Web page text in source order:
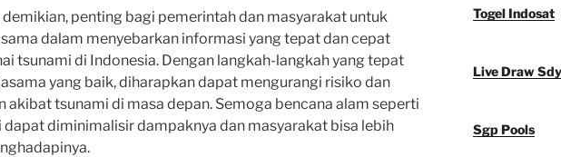
demikian, penting bagi pemerintah dan masyarakat untuk
dalam menyebarkan informasi yang tepat dan cepat
tsunami di Indonesia. Dengan langkah-langkah yang tepat
yang baik, diharapkan dapat mengurangi risiko dan
akibat tsunami di masa depan. Semoga bencana alam seperti
dapat diminimalisir dampaknya dan masyarakat bisa lebih
Togel Indosat
Live Draw Sdy
Sgp Pools